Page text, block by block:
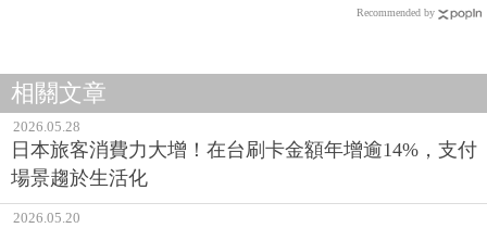
Recommended by
相關文章
2026.05.28
日本旅客消費力大增！在台刷卡金額年增逾14%，支付
場景趨於生活化
2026.05.20